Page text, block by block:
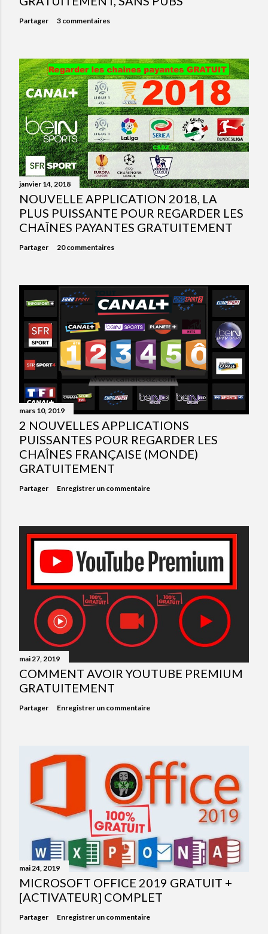
Partager 3 commentaires
janvier 14, 2018
NOUVELLE APPLICATION 2018, LA
PLUS PUISSANTE POUR REGARDER LES
CHAÎNES PAYANTES GRATUITEMENT
Partager 20 commentaires
mars 10, 2019
2 NOUVELLES APPLICATIONS
PUISSANTES POUR REGARDER LES
CHAÎNES FRANÇAISE (MONDE)
GRATUITEMENT
Partager Enregistrer un commentaire
mai 27, 2019
COMMENT AVOIR YOUTUBE PREMIUM
GRATUITEMENT
Partager Enregistrer un commentaire
mai 24, 2019
MICROSOFT OFFICE 2019 GRATUIT +
[ACTIVATEUR] COMPLET
Partager Enregistrer un commentaire